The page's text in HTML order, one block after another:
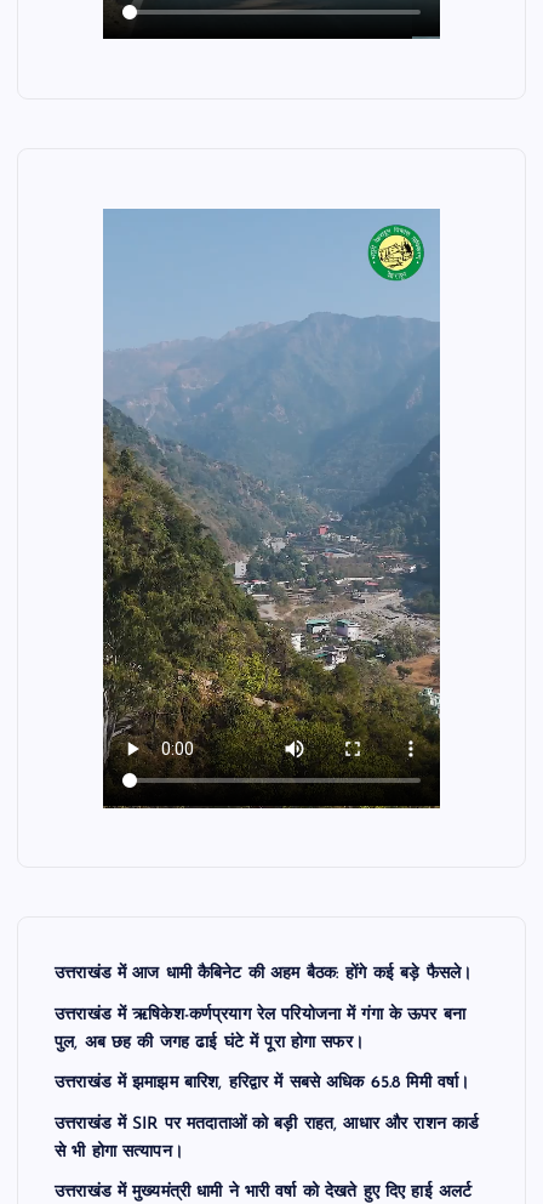
उत्तराखंड में आज धामी कैबिनेट की अहम बैठक: होंगे कई बड़े फैसले।
उत्तराखंड में ऋषिकेश-कर्णप्रयाग रेल परियोजना में गंगा के ऊपर बना
पुल, अब छह की जगह ढाई घंटे में पूरा होगा सफर।
उत्तराखंड में झमाझम बारिश, हरिद्वार में सबसे अधिक 65.8 मिमी वर्षा।
उत्तराखंड में SIR पर मतदाताओं को बड़ी राहत, आधार और राशन कार्ड
से भी होगा सत्यापन।
उत्तराखंड में मुख्यमंत्री धामी ने भारी वर्षा को देखते हुए दिए हाई अलर्ट